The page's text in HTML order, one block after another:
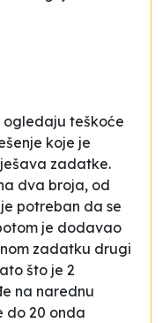
ogledaju teškoće
koje je
zadatke.
dva broja, od
potreban da se
je dodavao
zadatku drugi
što je 2
na narednu
do 20 onda